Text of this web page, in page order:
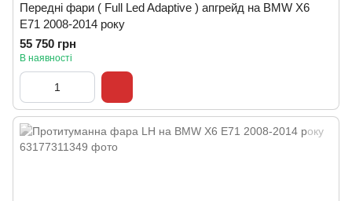
Передні фари ( Full Led Adaptive ) апгрейд на BMW X6
E71 2008-2014 року
55 750 грн
В наявності